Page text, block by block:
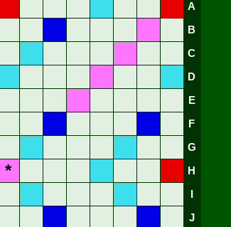
A
B
C
D
E
F
G
* H
J